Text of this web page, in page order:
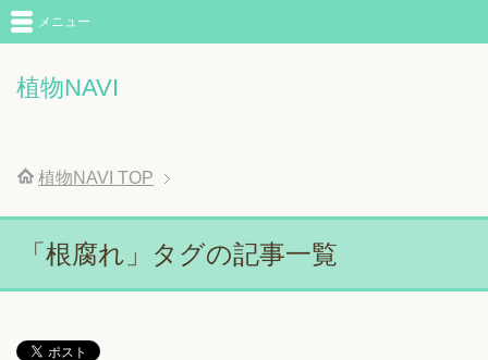
植物NAVI
メニュー
植物NAVI TOP
「根腐れ」タグの記事一覧